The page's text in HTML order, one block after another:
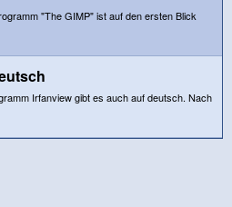
"The GIMP" ist auf den ersten Blick
Irfanview gibt es auch auf deutsch. Nach